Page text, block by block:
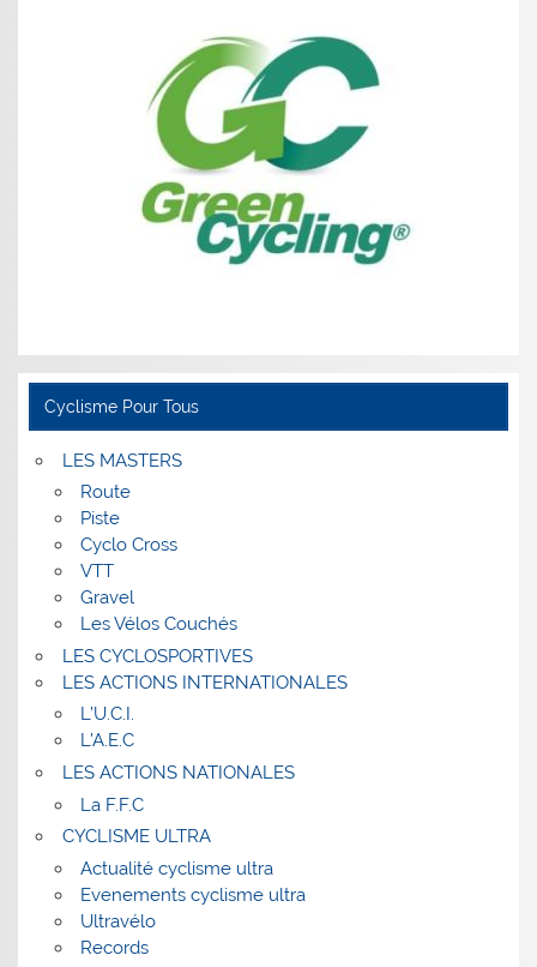
Cyclisme Pour Tous
LES MASTERS
Route
Piste
Cyclo Cross
VTT
Gravel
Les Vélos Couchés
LES CYCLOSPORTIVES
LES ACTIONS INTERNATIONALES
L’U.C.I.
L’A.E.C
LES ACTIONS NATIONALES
La F.F.C
CYCLISME ULTRA
Actualité cyclisme ultra
Evenements cyclisme ultra
Ultravélo
Records